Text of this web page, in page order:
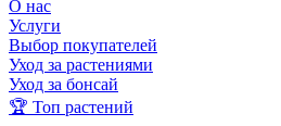
О нас
Услуги
Выбор покупателей
Уход за растениями
Уход за бонсай
🏆 Топ растений